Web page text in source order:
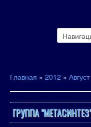
Главная » 2012 » Август
ГРУППА